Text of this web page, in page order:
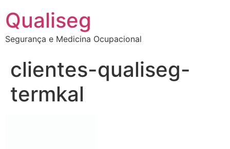
Qualiseg
Segurança e Medicina Ocupacional
clientes-qualiseg-
termkal